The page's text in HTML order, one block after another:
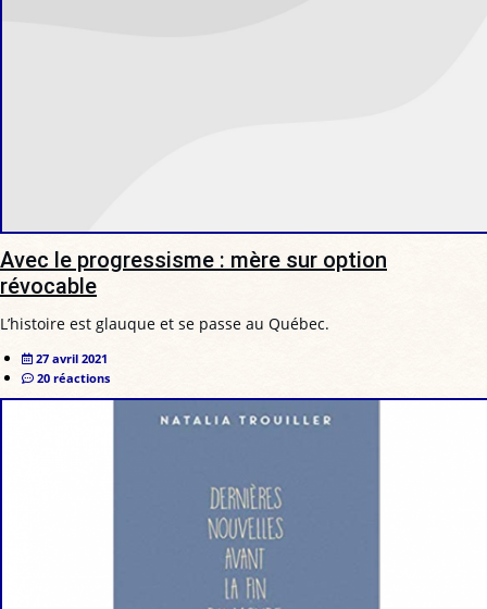
Avec le progressisme : mère sur option
révocable
L’histoire est glauque et se passe au Québec.
27 avril 2021
20 réactions